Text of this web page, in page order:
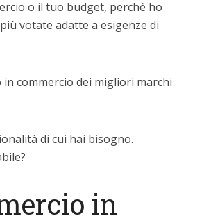
o il tuo budget, perché ho
votate adatte a esigenze di
commercio dei migliori marchi
di cui hai bisogno.
in